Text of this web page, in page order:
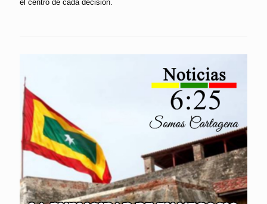
el centro de cada decisión.